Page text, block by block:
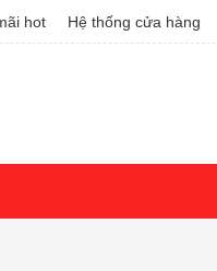
hot Hệ thống cửa hàng